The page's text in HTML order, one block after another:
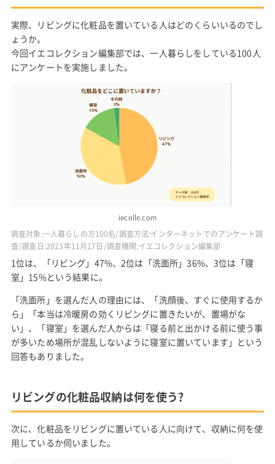
実際、リビングに化粧品を置いている人はどのくらいいるのでし
ょうか。
今回イエコレクション編集部では、一人暮らしをしている100人
にアンケートを実施しました。
iecolle.com
調査対象:一人暮らしの方100名/調査方法:インターネットでのアンケート調
査/調査日:2023年11月17日/調査機関:イエコレクション編集部
1位は、「リビング」47%、2位は「洗面所」36%、3位は「寝
室」15%という結果に。
「洗面所」を選んだ人の理由には、「洗顔後、すぐに使用するか
ら」「本当は冷暖房の効くリビングに置きたいが、置場がな
い」、「寝室」を選んだ人からは「寝る前と出かける前に使う事
が多いため場所が混乱しないように寝室に置いています」という
回答もありました。
リビングの化粧品収納は何を使う?
次に、化粧品をリビングに置いている人に向けて、収納に何を使
用しているか伺いました。